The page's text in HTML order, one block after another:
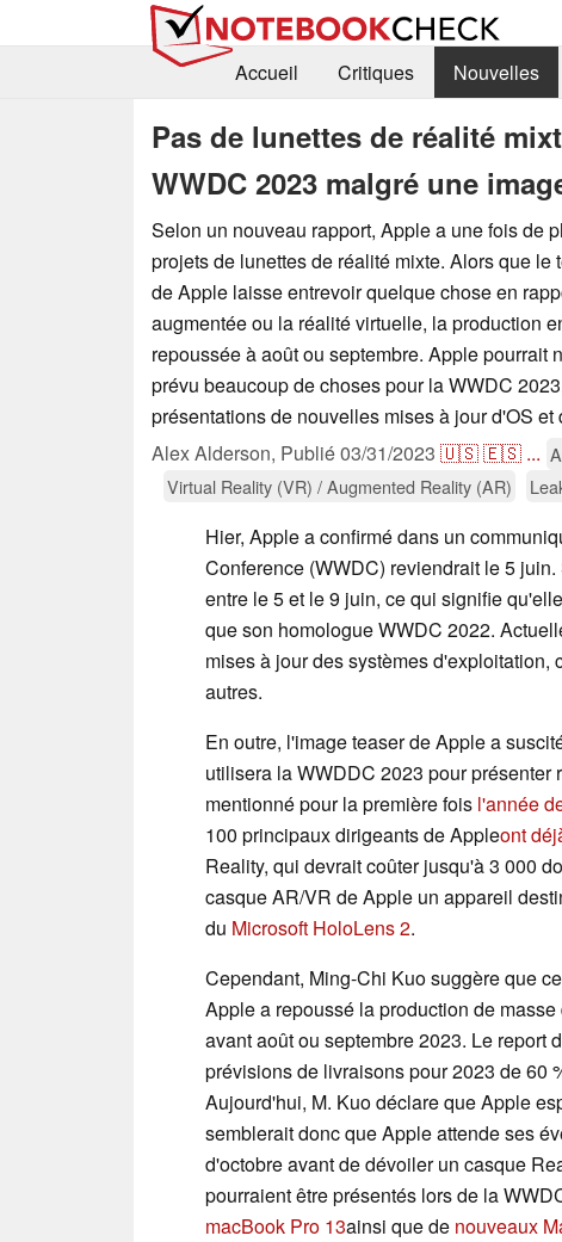
Accueil
Critiques Nouvelles
Pas de lunettes de réalité
WWDC 2023 malgré une
Selon un nouveau rapport, Apple a une fois de
projets de lunettes de réalité mixte. Alors que le
de Apple laisse entrevoir quelque chose en
augmentée ou la réalité virtuelle, la production
repoussée à août ou septembre. Apple pourrait
prévu beaucoup de choses pour la WWDC
présentations de nouvelles mises à jour d'OS et
Alex Alderson, Publié03/31/2023 🇺🇸🇪🇸 ...
Virtual Reality (VR) / Augmented Reality (AR)
Hier, Apple a confirmé dans un
Conference (WWDC) reviendrait le 5
entre le 5 et le 9 juin, ce qui signifie
que son homologue WWDC 2022.
mises à jour des systèmes d'exploitation,
autres.
En outre, l'image teaser de Apple a
utilisera la WWDDC 2023 pour présenter
mentionné pour la première fois l'année
100 principaux dirigeants de Appleont
Reality, qui devrait coûter jusqu'à 3 000
casque AR/VR de Apple un appareil
du Microsoft HoloLens 2.
Cependant, Ming-Chi Kuo suggère que
Apple a repoussé la production de
avant août ou septembre 2023. Le report
prévisions de livraisons pour 2023 de 60
Aujourd'hui, M. Kuo déclare que Apple
semblerait donc que Apple attende ses
d'octobre avant de dévoiler un casque
pourraient être présentés lors de la
macBook Pro 13ainsi que de nouveaux